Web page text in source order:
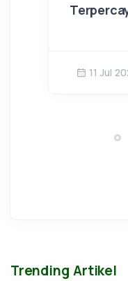
11 Jul
Trending Artikel